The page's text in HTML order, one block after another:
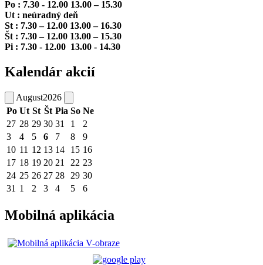
Po : 7.30 - 12.00 13.00 – 15.30
Ut : neúradný deň
St : 7.30 – 12.00 13.00 – 16.30
Št : 7.30 – 12.00 13.00 – 15.30
Pi : 7.30 - 12.00 13.00 - 14.30
Kalendár akcií
August2026
Po Ut St Št Pia So Ne
27 28 29 30 31 1
2
3
4 5 6 7 8
9
10 11 12 13 14 15 16
17 18 19 20 21 22 23
24 25 26 27 28 29 30
31 1 2 3 4 5 6
Mobilná aplikácia